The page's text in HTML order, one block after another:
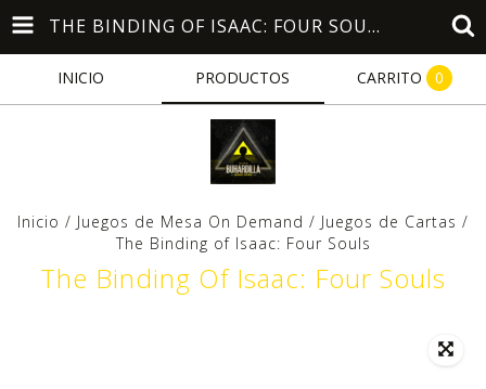
THE BINDING OF ISAAC: FOUR SOULS
INICIO PRODUCTOS CARRITO 0
Inicio / Juegos de Mesa On Demand / Juegos de Cartas /
The Binding of Isaac: Four Souls
The Binding Of Isaac: Four Souls